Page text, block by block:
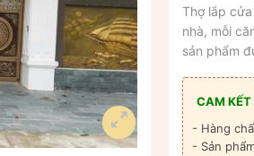
Thợ lắp
nhà, mỗi
sản phẩm
CAM KẾT
- Hàng
- Sản